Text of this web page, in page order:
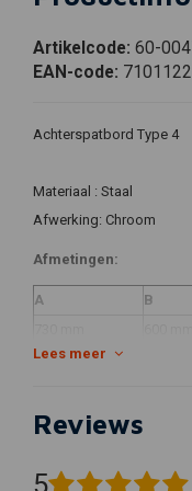
Artikelcode: 60-
EAN-code:
Achterspatbord Type 4
Materiaal : Staal
Afwerking: Chroom
Afmetingen:
A B
Let op :Onze
de zwarte nog wel te
Lees meer
Reviews
5